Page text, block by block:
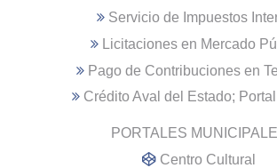
Servicio de Impuestos
Licitaciones en Mercado
Pago de Contribuciones en
Crédito Aval del Estado;
PORTALES
Centro Cultural